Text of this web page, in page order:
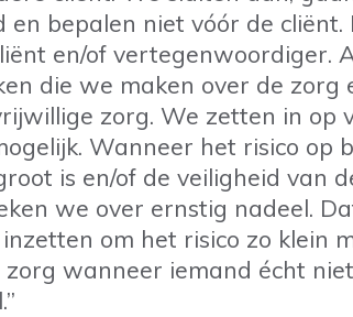
en bepalen niet vóór de
en/of vertegenwoordiger.
die we maken over de zorg
zorg. We zetten in op
Wanneer het risico op
is en/of de veiligheid van
we over ernstig nadeel.
om het risico zo klein
wanneer iemand écht